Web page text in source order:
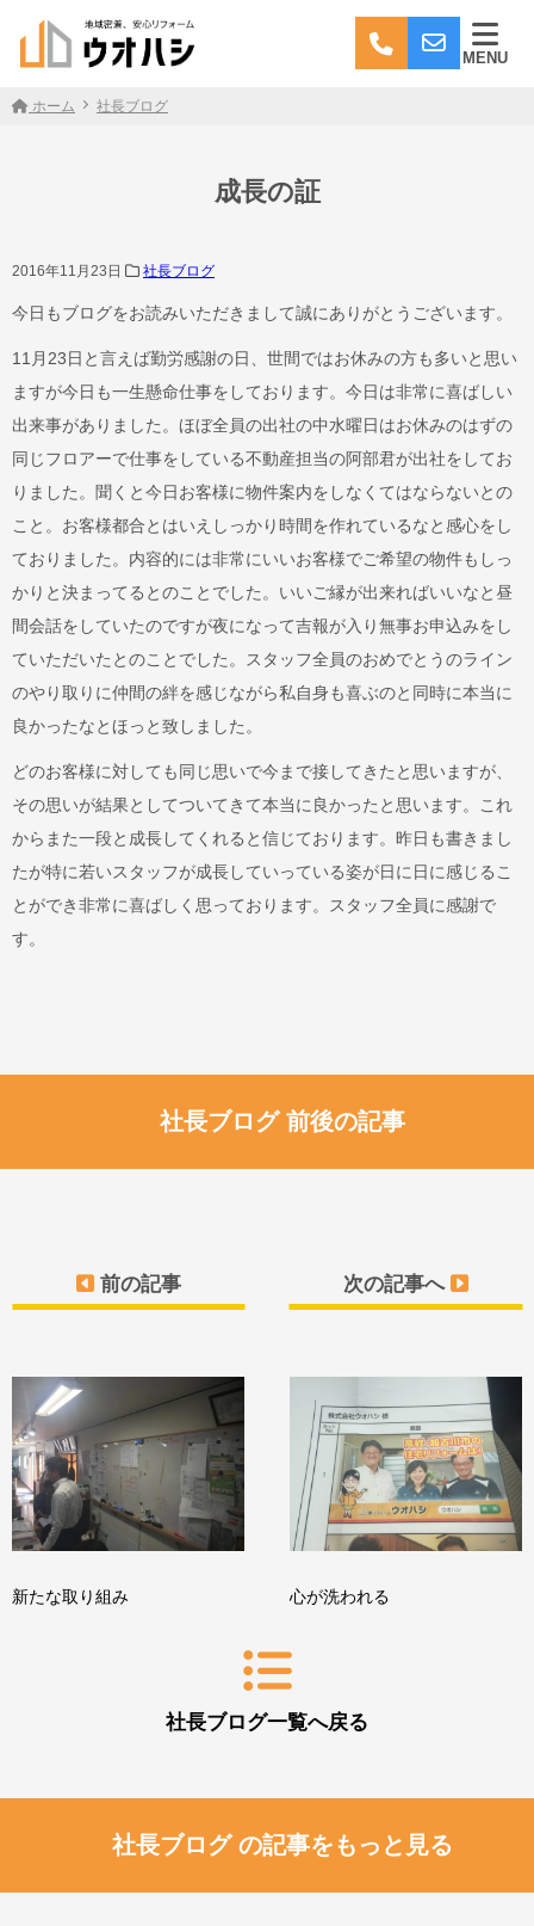
MENU
ホーム 社長ブログ
成長の証
2016年11月23日 社長ブログ
今日もブログをお読みいただきまして誠にありがとうございます。
11月23日と言えば勤労感謝の日、世間ではお休みの方も多いと思い
ますが今日も一生懸命仕事をしております。今日は非常に喜ばしい
出来事がありました。ほぼ全員の出社の中水曜日はお休みのはずの
同じフロアーで仕事をしている不動産担当の阿部君が出社をしてお
りました。聞くと今日お客様に物件案内をしなくてはならないとの
こと。お客様都合とはいえしっかり時間を作れているなと感心をし
ておりました。内容的には非常にいいお客様でご希望の物件もしっ
かりと決まってるとのことでした。いいご縁が出来ればいいなと昼
間会話をしていたのですが夜になって吉報が入り無事お申込みをし
ていただいたとのことでした。スタッフ全員のおめでとうのライン
のやり取りに仲間の絆を感じながら私自身も喜ぶのと同時に本当に
良かったなとほっと致しました。
どのお客様に対しても同じ思いで今まで接してきたと思いますが、
その思いが結果としてついてきて本当に良かったと思います。これ
からまた一段と成長してくれると信じております。昨日も書きまし
たが特に若いスタッフが成長していっている姿が日に日に感じるこ
とができ非常に喜ばしく思っております。スタッフ全員に感謝で
す。
社長ブログ 前後の記事
前の記事
新たな取り組み
社長ブログ一覧へ戻る
次の記事へ
心が洗われる
社長ブログ の記事をもっと見る